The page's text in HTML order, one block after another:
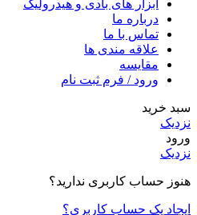
ابزار های بادی و هیدرولیک
درباره ما
تماس با ما
علاقه مندی ها
مقایسه
ورود / فرم ثبت نام
سبد خرید
نزدیک
ورود
نزدیک
هنوز حساب کاربری ندارید؟
ایجاد یک حساب کاربری؟